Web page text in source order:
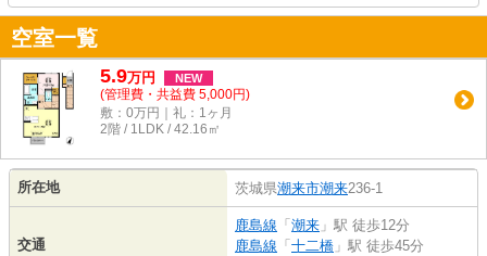
空室一覧
5.9万円 NEW
(管理費・共益費 5,000円)
敷：0万円｜礼：1ヶ月
2階 / 1LDK / 42.16㎡
所在地 茨城県潮来市潮来236-1
交通
鹿島線 「潮来 」駅 徒歩12分
鹿島線 「十二橋 」駅 徒歩45分